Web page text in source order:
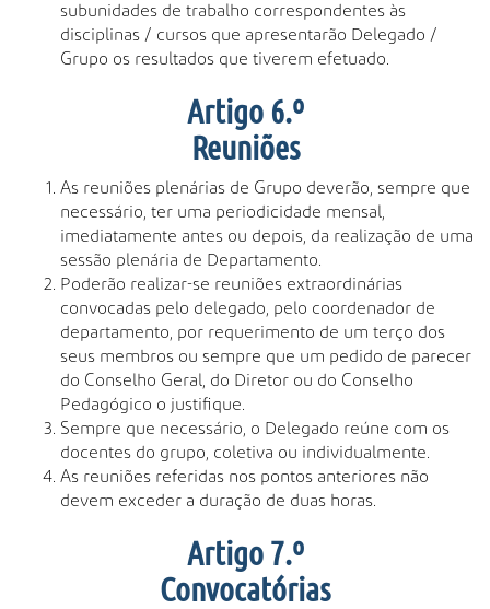
subunidades de trabalho correspondentes às
disciplinas / cursos que apresentarão Delegado /
Grupo os resultados que tiverem efetuado.
Artigo 6.º
Reuniões
As reuniões plenárias de Grupo deverão, sempre que
necessário, ter uma periodicidade mensal,
imediatamente antes ou depois, da realização de uma
sessão plenária de Departamento.
Poderão realizar-se reuniões extraordinárias
convocadas pelo delegado, pelo coordenador de
departamento, por requerimento de um terço dos
seus membros ou sempre que um pedido de parecer
do Conselho Geral, do Diretor ou do Conselho
Pedagógico o justifique.
Sempre que necessário, o Delegado reúne com os
docentes do grupo, coletiva ou individualmente.
As reuniões referidas nos pontos anteriores não
devem exceder a duração de duas horas.
Artigo 7.º
Convocatórias